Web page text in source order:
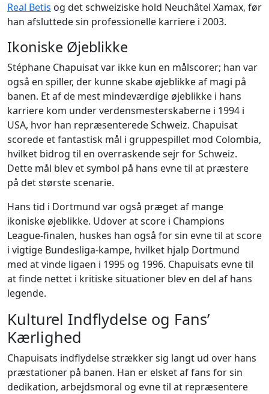
Real Betis og det schweiziske hold Neuchâtel Xamax, før
han afsluttede sin professionelle karriere i 2003.
Ikoniske Øjeblikke
Stéphane Chapuisat var ikke kun en målscorer; han var
også en spiller, der kunne skabe øjeblikke af magi på
banen. Et af de mest mindeværdige øjeblikke i hans
karriere kom under verdensmesterskaberne i 1994 i
USA, hvor han repræsenterede Schweiz. Chapuisat
scorede et fantastisk mål i gruppespillet mod Colombia,
hvilket bidrog til en overraskende sejr for Schweiz.
Dette mål blev et symbol på hans evne til at præstere
på det største scenarie.
Hans tid i Dortmund var også præget af mange
ikoniske øjeblikke. Udover at score i Champions
League-finalen, huskes han også for sin evne til at score
i vigtige Bundesliga-kampe, hvilket hjalp Dortmund
med at vinde ligaen i 1995 og 1996. Chapuisats evne til
at finde nettet i kritiske situationer blev en del af hans
legende.
Kulturel Indflydelse og Fans’
Kærlighed
Chapuisats indflydelse strækker sig langt ud over hans
præstationer på banen. Han er elsket af fans for sin
dedikation, arbejdsmoral og evne til at repræsentere